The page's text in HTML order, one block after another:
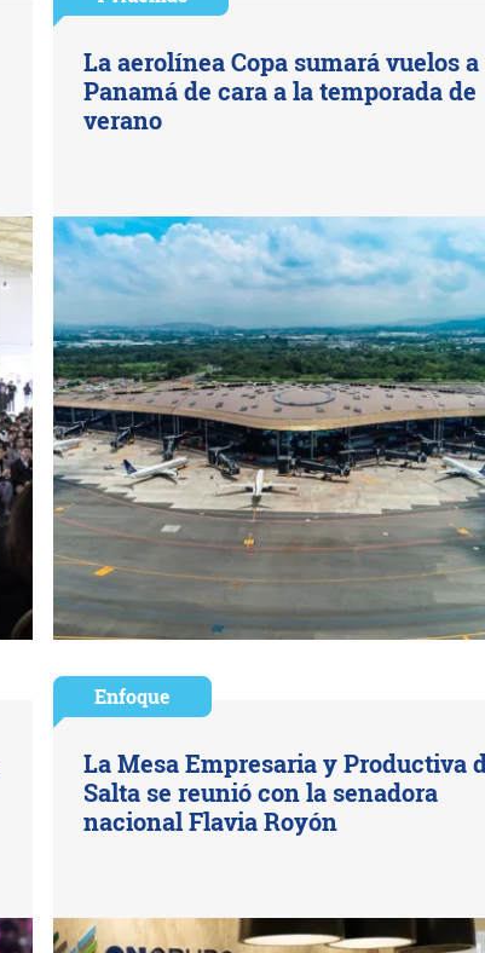
La aerolínea Copa sumará vuelos a
Panamá de cara a la temporada de
verano
Enfoque
La Mesa Empresaria y Productiva
Salta se reunió con la senadora
nacional Flavia Royón